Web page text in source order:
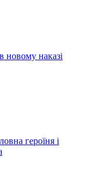
новому наказі
героїня і